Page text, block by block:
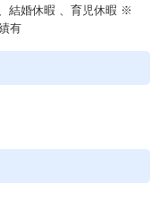
結婚休暇 、育児休暇 ※
有